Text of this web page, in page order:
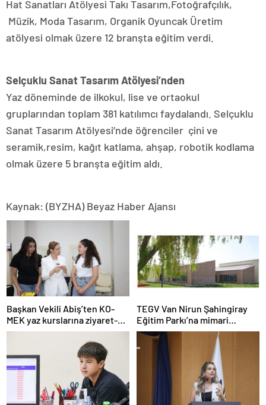
Hat Sanatları Atölyesi Takı Tasarım,Fotoğrafçılık,
Müzik, Moda Tasarım, Organik Oyuncak Üretim
atölyesi olmak üzere 12 branşta eğitim verdi.
Selçuklu Sanat Tasarım Atölyesi’nden
Yaz döneminde de ilkokul, lise ve ortaokul
gruplarından toplam 381 katılımcı faydalandı. Selçuklu
Sanat Tasarım Atölyesi’nde öğrenciler çini ve
seramik,resim, kağıt katlama, ahşap, robotik kodlama
olmak üzere 5 branşta eğitim aldı.
Kaynak: (BYZHA) Beyaz Haber Ajansı
Başkan Vekili Abiş’ten KO-
MEK yaz kurslarına ziyaret-
Haber Şafak
TEGV Van Nirun Şahingiray
Eğitim Parkı’na mimari
tasarım ödülü- Haber Şafak